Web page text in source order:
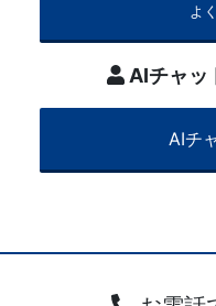
よ
AIチャッ
AIチ